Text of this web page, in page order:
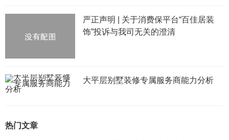
严正声明 | 关于消费保平台“百佳居装
饰”投诉与我司无关的澄清
大平层别墅装修专属服务商能力分析
热门文章